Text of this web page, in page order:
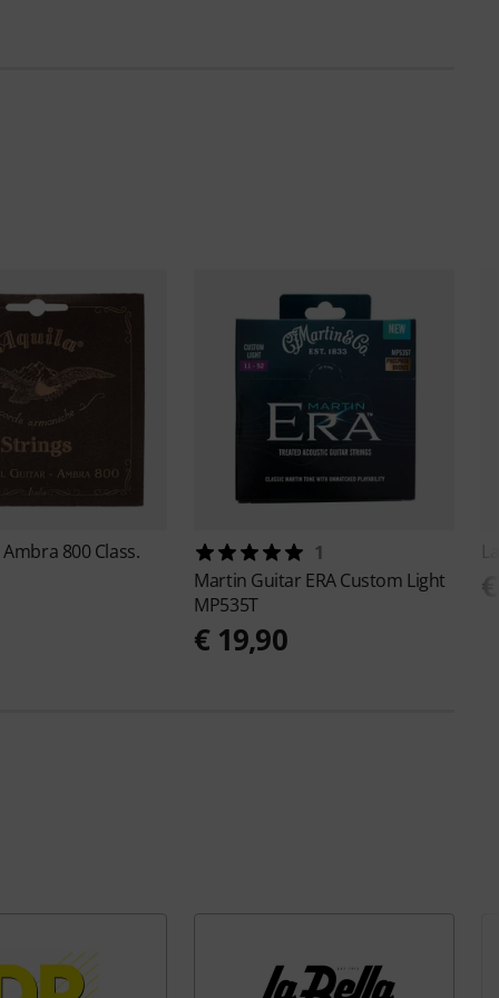
Ambra 800 Class.
1
Martin Guitar ERA Custom Light
MP535T
€ 19,90